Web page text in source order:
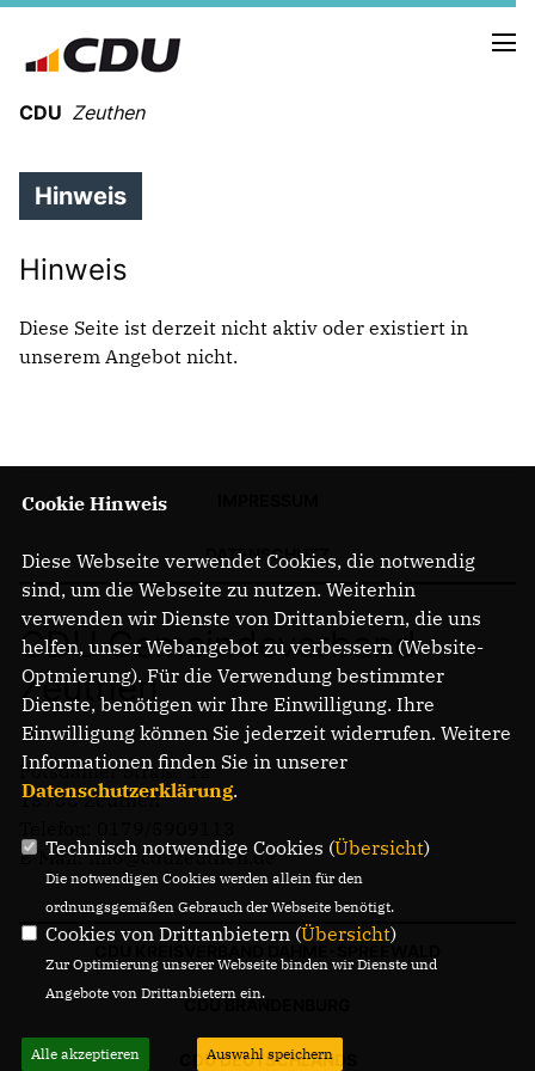
CDU Zeuthen
LINKS
Hinweis
Hinweis
Diese Seite ist derzeit nicht aktiv oder existiert in
unserem Angebot nicht.
DATENSCHUTZ
CDU Gemeindeverband
Zeuthen
Potsdamer Straße 12
15738 Zeuthen
E-Mail: info@cduzeuthen.de
CDU BRANDENBURG
CDU DEUTSCHLANDS
Cookie Hinweis
Diese Webseite verwendet Cookies, die notwendig
sind, um die Webseite zu nutzen. Weiterhin
verwenden wir Dienste von Drittanbietern, die uns
helfen, unser Webangebot zu verbessern (Website-
Optmierung). Für die Verwendung bestimmter
Dienste, benötigen wir Ihre Einwilligung. Ihre
Einwilligung können Sie jederzeit widerrufen. Weitere
Informationen finden Sie in unserer
Datenschutzerklärung.
Technisch notwendige Cookies (Übersicht)
Die notwendigen Cookies werden allein für den
ordnungsgemäßen Gebrauch der Webseite benötigt.
Cookies von Drittanbietern (Übersicht)
Zur Optimierung unserer Webseite binden wir Dienste und
Angebote von Drittanbietern ein.
Alle akzeptieren Auswahl speichern